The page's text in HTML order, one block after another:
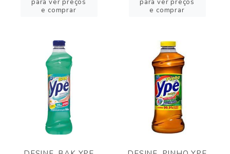
para ver preços
e comprar
para ver preços
e comprar